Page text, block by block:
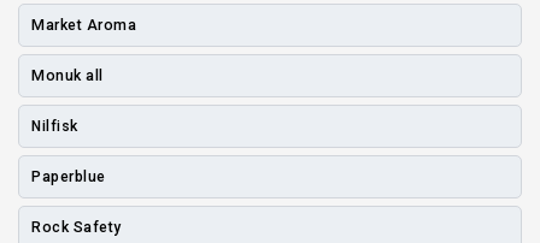
Market Aroma
Monuk all
Nilfisk
Paperblue
Rock Safety